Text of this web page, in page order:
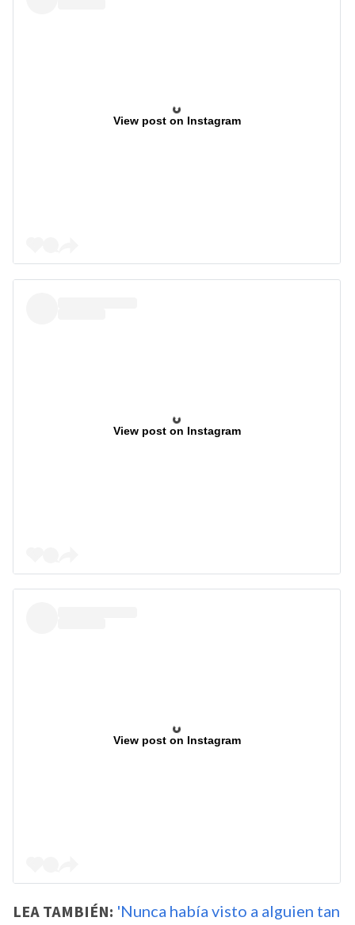
View post on Instagram
View post on Instagram
View post on Instagram
LEA TAMBIÉN: 'Nunca había visto a alguien tan